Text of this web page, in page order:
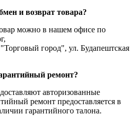
и возврат товара?
можно в нашем офисе по
город", ул. Будапештская
ремонт?
авторизованные
ремонт предоставляется в
гарантийного талона.